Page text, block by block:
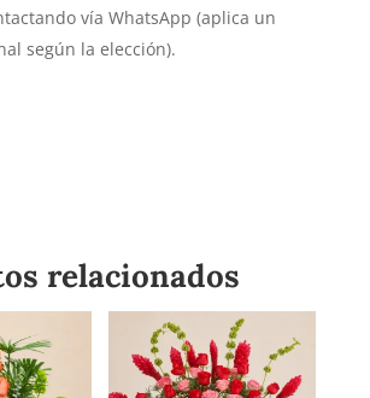
vía WhatsApp (aplica un
según la elección).
relacionados